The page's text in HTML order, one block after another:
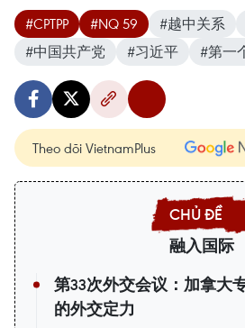
#CPTPP #NQ 59 #越中关系
#中国共产党
#习近平 #第一
Theo dõi VietnamPlus
融入国际
第33次外交会议：加拿大
的外交定力